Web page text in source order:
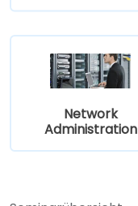
Network
Administration